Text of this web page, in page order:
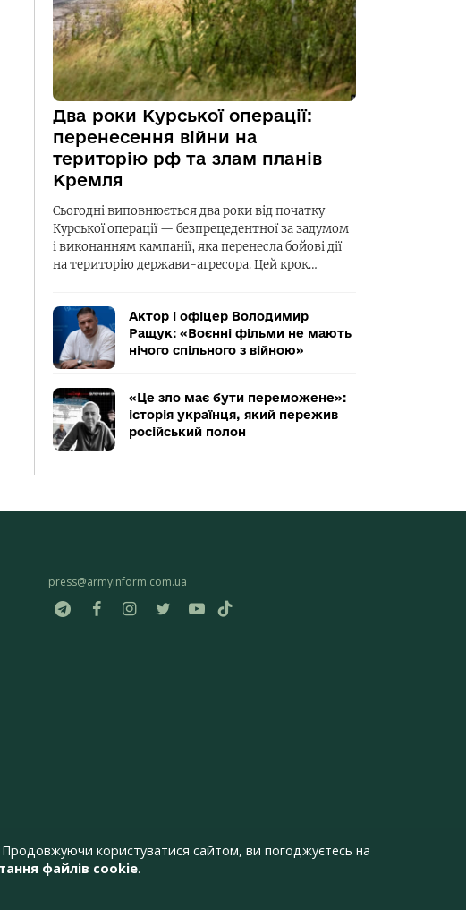
Два роки Курської операції:
перенесення війни на
територію рф та злам планів
Кремля
Сьогодні виповнюється два роки від початку
Курської операції — безпрецедентної за задумом
і виконанням кампанії, яка перенесла бойові дії
на територію держави-агресора. Цей крок…
Актор і офіцер Володимир
Ращук: «Воєнні фільми не мають
нічого спільного з війною»
«Це зло має бути переможене»:
історія українця, який пережив
російський полон
press@armyinform.com.ua
користуватися сайтом, ви погоджуєтесь на
файлів cookie.